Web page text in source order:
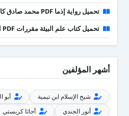
تحميل رواية إذما PDF محمد صادق كامل مجانا
تحميل كتاب علم البيئة مقررات PDF السعودية 1443
أشهر المؤلفين
شيخ الإسلام ابن تيمية
أنور الجندي
أجاثا كريستي